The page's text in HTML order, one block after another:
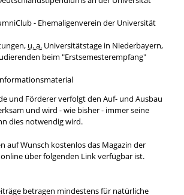
- Ehemaligenverein der Universität
u. a. Universitätstage in Niederbayern,
beim "Erstsemesterempfang"
und Förderer verfolgt den Auf- und Ausbau
und wird - wie bisher - immer seine
dies notwendig wird.
auf Wunsch kostenlos das Magazin der
über folgenden Link verfügbar ist.
betragen mindestens für natürliche